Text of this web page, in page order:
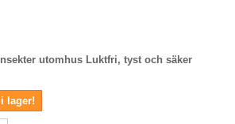
utomhus Luktfri, tyst och säker
lager!